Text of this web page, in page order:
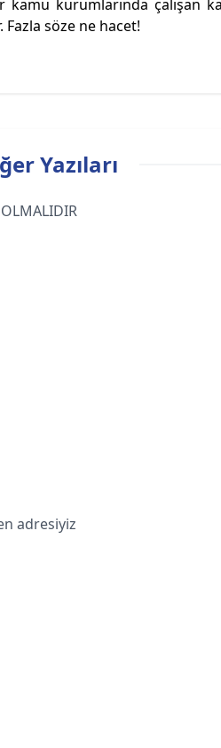
kurumlarında çalışan
Fazla söze ne hacet!
Yazıları
OLMALIDIR
adresiyiz